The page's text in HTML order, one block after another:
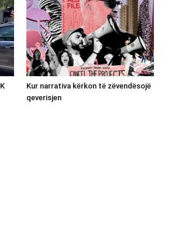
Kur narrativa kërkon të zëvendësojë
qeverisjen